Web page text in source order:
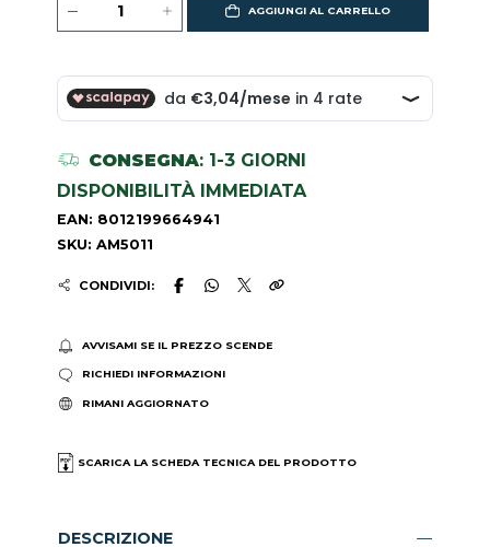
AGGIUNGI AL CARRELLO
CONSEGNA: 1-3 GIORNI
DISPONIBILITÀ IMMEDIATA
EAN: 8012199664941
SKU: AM5011
CONDIVIDI:
AVVISAMI SE IL PREZZO SCENDE
RICHIEDI INFORMAZIONI
RIMANI AGGIORNATO
SCARICA LA SCHEDA TECNICA DEL PRODOTTO
DESCRIZIONE